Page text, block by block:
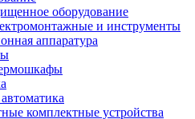
оборудование
и инструменты
аппаратура
комплектные устройства